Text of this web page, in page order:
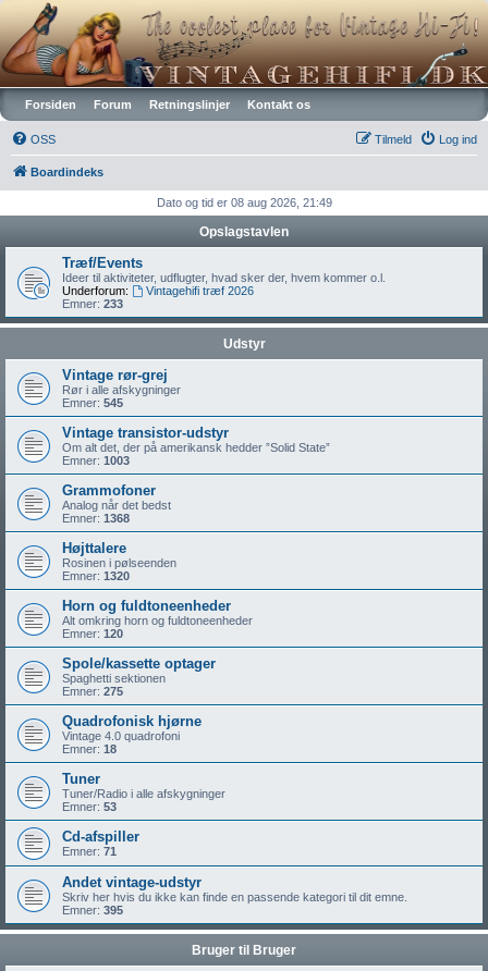
Vintagehifi.dk
Forsiden Forum Retningslinjer Kontakt os
OSS Log ind
Tilmeld
Boardindeks
Dato og tid er 08 aug 2026, 21:49
Opslagstavlen
Træf/Events
Ideer til aktiviteter, udflugter, hvad sker der, hvem kommer o.l.
Underforum:
Vintagehifi træf 2026
Emner: 233
Udstyr
Vintage rør-grej
Rør i alle afskygninger
Emner: 545
Vintage transistor-udstyr
Om alt det, der på amerikansk hedder ”Solid State”
Emner: 1003
Grammofoner
Analog når det bedst
Emner: 1368
Højttalere
Rosinen i pølseenden
Emner: 1320
Horn og fuldtoneenheder
Alt omkring horn og fuldtoneenheder
Emner: 120
Spole/kassette optager
Spaghetti sektionen
Emner: 275
Quadrofonisk hjørne
Vintage 4.0 quadrofoni
Emner: 18
Tuner
Tuner/Radio i alle afskygninger
Emner: 53
Cd-afspiller
Emner: 71
Andet vintage-udstyr
Skriv her hvis du ikke kan finde en passende kategori til dit emne.
Emner: 395
Bruger til Bruger